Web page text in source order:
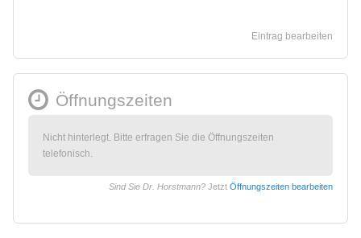
Eintrag bearbeiten
Öffnungszeiten
Nicht hinterlegt. Bitte erfragen Sie die Öffnungszeiten
telefonisch.
Sind Sie Dr. Horstmann? Jetzt Öffnungszeiten bearbeiten